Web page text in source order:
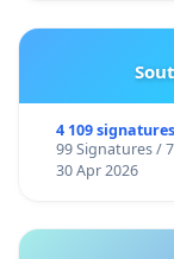
4 109 signatures
99 Signatures /
30 Apr 2026